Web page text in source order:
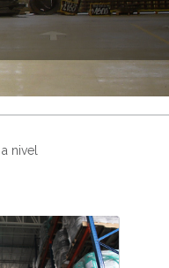
nivel